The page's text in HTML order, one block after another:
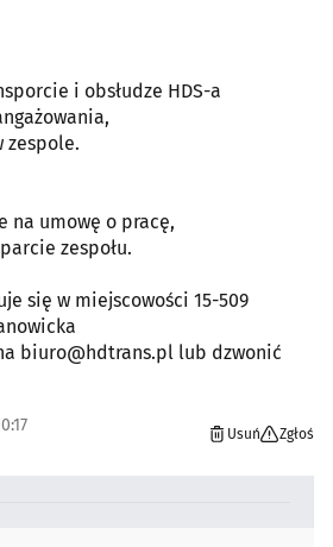
i obsłudze HDS-a
zespole.
umowę o pracę,
zespołu.
się w miejscowości 15-509
biuro@hdtrans.pl lub dzwonić
Usuń Zgłoś